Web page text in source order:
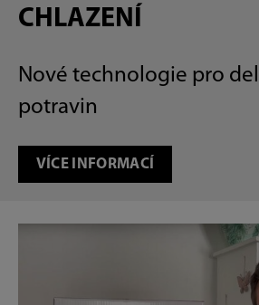
CHLAZENÍ
Nové technologie pro
potravin
VÍCE INFORMACÍ